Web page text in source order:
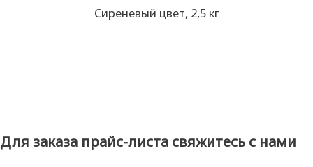
Сиреневый цвет, 2,5 кг
Для заказа прайс-листа свяжитесь с нами